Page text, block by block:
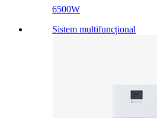
6500W
Sistem multifuncțional